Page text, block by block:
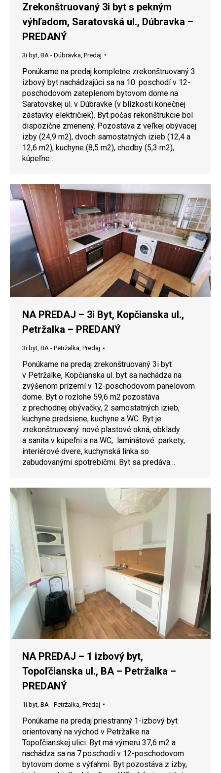
Zrekonštruovaný 3i byt s pekným
výhľadom, Saratovská ul., Dúbravka –
PREDANÝ
3i byt BA - Dúbravka Predaj
Ponúkame na predaj kompletne zrekonštruovaný 3
izbový byt nachádzajúci sa na 10. poschodí v 12-
poschodovom zateplenom bytovom dome na
Saratovskej ul. v Dúbravke (v blízkosti konečnej
zástavky električiek). Byt počas rekonštrukcie bol
dispozične zmenený. Pozostáva z veľkej obývacej
izby (24,9 m2), dvoch samostatných izieb (12,4 a
12,6 m2), kuchyne (8,5 m2), chodby (5,3 m2),
kúpeľne…
NA PREDAJ – 3i Byt, Kopčianska ul.,
Petržalka – PREDANÝ
3i byt, BA - Petržalka, Predaj
Ponúkame na predaj zrekonštruovaný 3i byt
v Petržalke, Kopčianska ul. byt sa nachádza na
zvýšenom prízemí v 12-poschodovom panelovom
dome. Byt o rozlohe 59,6 m2 pozostáva
z prechodnej obývačky, 2 samostatných izieb,
kuchyne predsiene, kuchyne a WC. Byt je
zrekonštruovaný: nové plastové okná, obklady
a sanita v kúpeľni a na WC, laminátové parkety,
interiérové dvere, kuchynská linka so
zabudovanými spotrebičmi. Byt sa predáva…
NA PREDAJ – 1 izbový byt,
Topoľčianska ul., BA – Petržalka –
PREDANÝ
1i byt BA - Petržalka Predaj
Ponúkame na predaj priestranný 1-izbový byt
orientovaný na východ v Petržalke na
Topoľčianskej ulici. Byt má výmeru 37,6 m2 a
nachádza sa na 7.poschodí v 12-poschodovom
bytovom dome s výťahmi. Byt pozostáva z izby,